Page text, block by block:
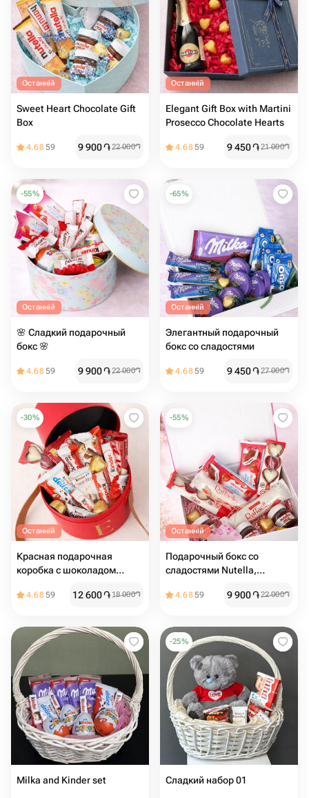
Останній
Sweet Heart Chocolate Gift
Box
4.6859 9 900֏22 000֏
Останній
Elegant Gift Box with Martini
Prosecco Chocolate Hearts
4.6859 9 450֏21 000֏
-55%
Останній
🌸 Сладкий подарочный
бокс 🌸
4.6859 9 900֏22 000֏
-65%
Останній
Элегантный подарочный
бокс со сладостями
4.6859 9 450֏27 000֏
-30%
Останній
Красная подарочная
коробка с шоколадом
4.6859 12 600֏18 000֏
-55%
Останній
Подарочный бокс со
сладостями Nutella,
4.6859 9 900֏22 000֏
Milka and Kinder set
-25%
Сладкий набор 01